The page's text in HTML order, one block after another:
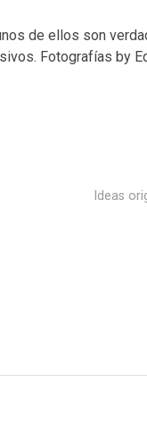
de ellos son
Fotografías by
Ideas